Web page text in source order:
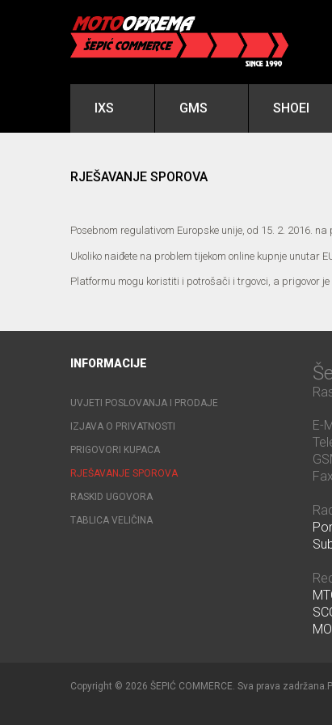
IXS GMS SHOEI
RJEŠAVANJE SPOROVA
Posebnom regulativom Europske unije, od 15. 2. 2016.
Ukoliko naiđete na problem tijekom online kupnje unutar
Platformu mogu koristiti i potrošači i trgovci, a prigovor
INFORMACIJE
UVJETI POSLOVANJA I PRODAJE
IZJAVA O PRIVATNOSTI
PRIGOVORI KUPACA
RJEŠAVANJE SPOROVA
RASKID UGOVORA
TABLICA VELIČINA
E-
Copyright © 2026 ŠEPIĆ COMMERCE. Sva prava zadržana.